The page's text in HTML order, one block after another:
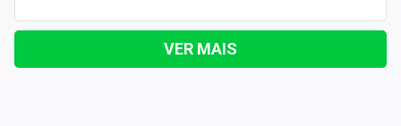
VER MAIS